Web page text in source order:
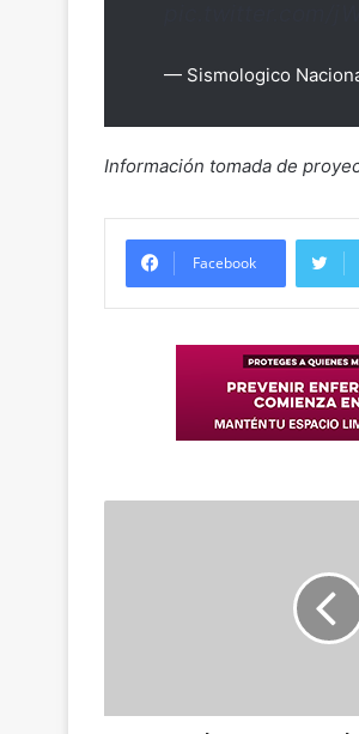
— Sismologico
Información tomada de
Facebook